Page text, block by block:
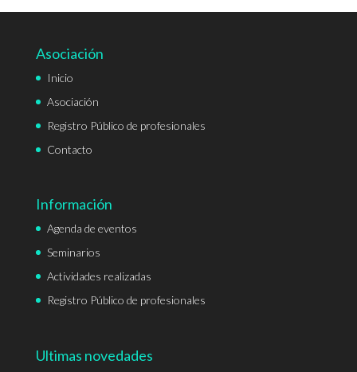
Asociación
Inicio
Asociación
Registro Público de profesionales
Contacto
Información
Agenda de eventos
Seminarios
Actividades realizadas
Registro Público de profesionales
Ultimas novedades